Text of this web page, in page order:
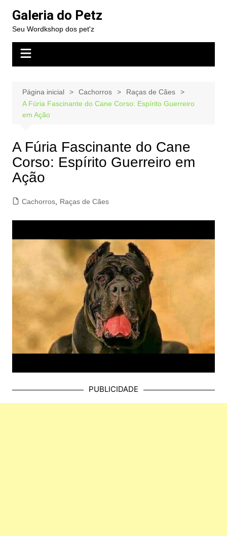
para
conteúdo
Galeria do Petz
Seu Wordkshop dos pet'z
Página inicial Cachorros
Raças de Cães
A Fúria Fascinante do Cane Corso: Espírito Guerreiro
em Ação
A Fúria Fascinante do Cane
Corso: Espírito Guerreiro em
Ação
Cachorros, Raças de Cães
PUBLICIDADE